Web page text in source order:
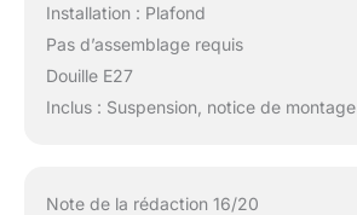
Installation : Plafond
Pas d’assemblage requis
Douille E27
Inclus : Suspension, notice de montage
Note de la rédaction 16/20